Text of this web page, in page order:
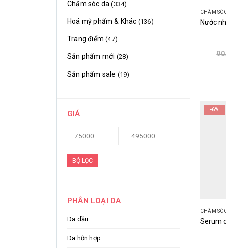
CHĂM
-6%
CHĂM
Chăm sóc da (334)
Hoá mỹ phẩm & Khác (136)
Trang điểm (47)
Sản phẩm mới (28)
Sản phẩm sale (19)
GIÁ
BỘ LỌC
PHÂN LOẠI DA
Da dầu
Da hỗn hợp